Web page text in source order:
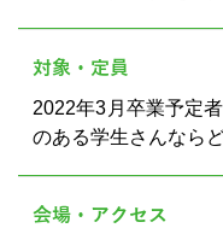
対象・定員
2022年3月卒業予定
のある学生さんなら
会場・アクセス